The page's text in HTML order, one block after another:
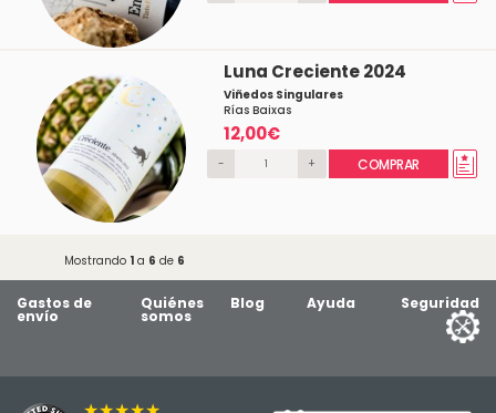
Luna Creciente 2024
Viñedos Singulares
Rías Baixas
12,00€
- + COMPRAR
Mostrando 1a 6 de 6
Gastos de
envío
Quiénes
somos
Blog Ayuda Seguridad